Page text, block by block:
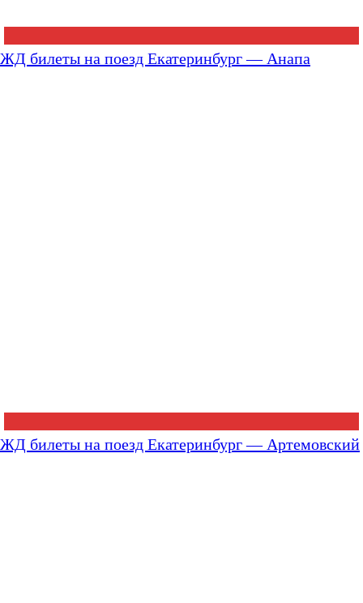
ЖД билеты на поезд Екатеринбург — Анапа
ЖД билеты на поезд Екатеринбург — Артемовский